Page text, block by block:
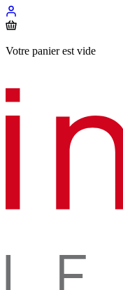
Votre panier est vide